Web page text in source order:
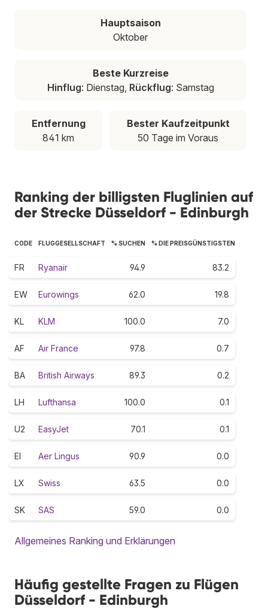
Hauptsaison
Oktober
Beste Kurzreise
Hinflug: Dienstag, Rückflug: Samstag
Entfernung
841 km
Bester Kaufzeitpunkt
50 Tage im Voraus
Ranking der billigsten Fluglinien auf
der Strecke Düsseldorf - Edinburgh
CODE FLUGGESELLSCHAFT % SUCHEN % DIE PREISGÜNSTIGSTEN
FR Ryanair 94.9 83.2
EW Eurowings 62.0 19.8
KL KLM 100.0 7.0
AF Air France 97.8 0.7
BA British Airways 89.3 0.2
LH Lufthansa 100.0 0.1
U2 EasyJet 70.1 0.1
EI Aer Lingus 90.9 0.0
LX Swiss 63.5 0.0
SK SAS 59.0 0.0
Allgemeines Ranking und Erklärungen
Häufig gestellte Fragen zu Flügen
Düsseldorf - Edinburgh